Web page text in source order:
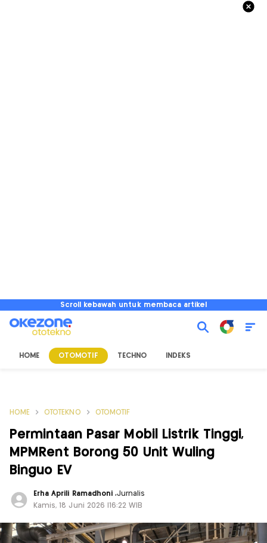
Scroll kebawah untuk membaca artikel
HOME OTOMOTIF TECHNO INDEKS
HOME OTOTEKNO OTOMOTIF
Permintaan Pasar Mobil Listrik Tinggi,
MPMRent Borong 50 Unit Wuling
Binguo EV
Erha Aprili Ramadhoni,Jurnalis
Kamis, 18 Juni 2026 |16:22 WIB